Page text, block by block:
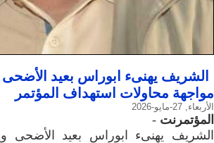
الشريف يهنىء ابوراس بعيد
مواجهة محاولات استهداف المؤتمر
الأربعاء, 27-مايو-2026
المؤتمرنت -
الشريف يهنىء ابوراس بعيد الأضحى